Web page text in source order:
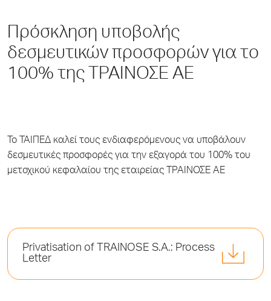
Πρόσκληση υποβολής
δεσμευτικών προσφορών για το
100% της ΤΡΑΙΝΟΣΕ ΑΕ
Το ΤΑΙΠΕΔ καλεί τους ενδιαφερόμενους να υποβάλουν
δεσμευτικές προσφορές για την εξαγορά του 100% του
μετοχικού κεφαλαίου της εταιρείας ΤΡΑΙΝΟΣΕ ΑΕ
Privatisation of TRAINOSE S.A.: Process
Letter